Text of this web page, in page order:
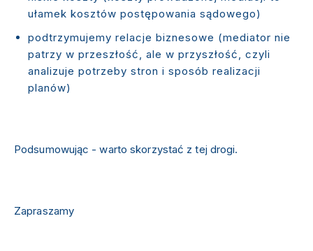
ułamek kosztów postępowania sądowego)
podtrzymujemy relacje biznesowe (mediator nie
patrzy w przeszłość, ale w przyszłość, czyli
analizuje potrzeby stron i sposób realizacji
planów)
Podsumowując - warto skorzystać z tej drogi.
Zapraszamy